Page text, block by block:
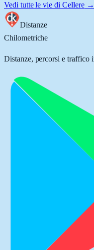
Vedi tutte le vie di Cellere→
Distanze
Chilometriche
Distanze, percorsi e traffico